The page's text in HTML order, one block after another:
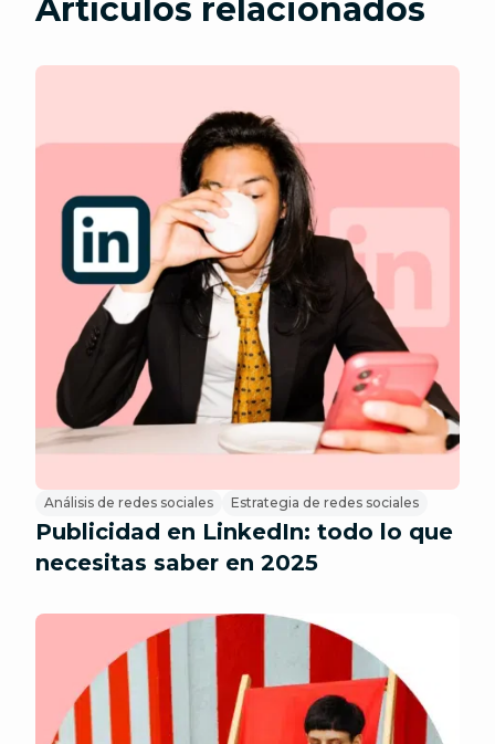
Artículos relacionados
Análisis de redes sociales Estrategia de redes sociales
Publicidad en LinkedIn: todo lo que
necesitas saber en 2025